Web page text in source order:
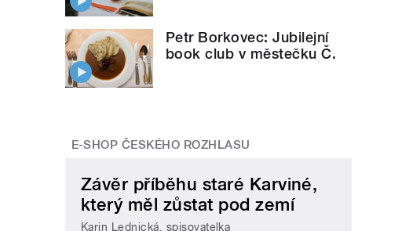
Petr Borkovec: Jubilejní
book club v městečku Č.
E-SHOP ČESKÉHO ROZHLASU
Závěr příběhu staré Karviné,
který měl zůstat pod zemí
Karin Lednická, spisovatelka